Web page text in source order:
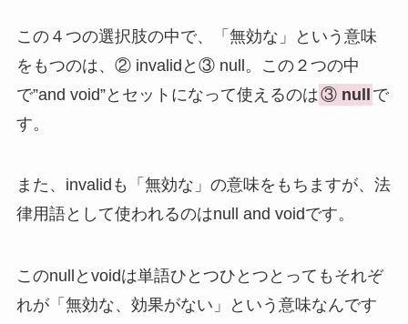
この４つの選択肢の中で、「無効な」という意味
をもつのは、② invalidと③ null。この２つの中
で”and void”とセットになって使えるのは③ null で
す。
また、invalidも「無効な」の意味をもちますが、法
律用語として使われるのはnull and voidです。
このnullとvoidは単語ひとつひとつとってもそれぞ
れが「無効な、効果がない」という意味なんです